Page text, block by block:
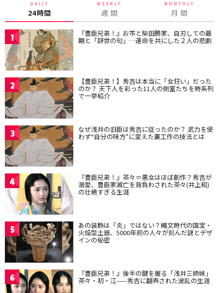
DAILY
24時間
WEEKLY
週 間
MONTHLY
月 間
1 『豊臣兄弟！』お市と柴田勝家、自刃しての最
期と「辞世の句」…運命を共にした２人の悲劇
2 【豊臣兄弟！】秀吉は本当に「女狂い」だった
のか？ 天下人を彩った11人の側室たちを時系列
で一挙紹介
3 なぜ浅井の旧臣は秀吉に従ったのか？ 武力を使
わず“自分の味方”に変えた裏工作の技法とは
4 『豊臣兄弟！』茶々＝悪女はほぼ創作？秀吉が
溺愛、豊臣家滅亡を背負わされた茶々(井上和)
の壮絶すぎる生涯
5 あの装飾は「炎」ではない？縄文時代の国宝・
火焔型土器、5000年前の人々が刻んだ謎とデザ
インの秘密
6 『豊臣兄弟！』後半の鍵を握る「浅井三姉妹」
茶々・初・江——秀吉に翻弄された波乱の生涯